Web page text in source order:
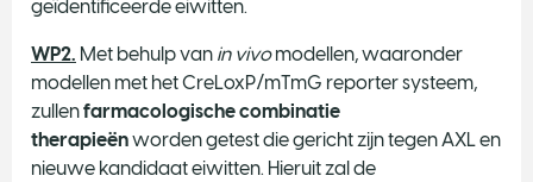
geïdentificeerde eiwitten.
WP2. Met behulp van in vivomodellen, waaronder
modellen met het CreLoxP/mTmG reporter systeem,
zullenfarmacologische combinatie
therapieënworden getest die gericht zijn tegen AXL en
nieuwe kandidaat eiwitten. Hieruit zal de